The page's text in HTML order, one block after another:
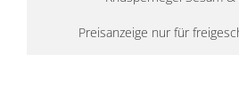
Preisanzeige nur für